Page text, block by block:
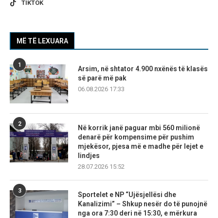
TIKTOK
MË TË LEXUARA
1
Arsim, në shtator 4.900 nxënës të klasës
së parë më pak
06.08.2026 17:33
2
Në korrik janë paguar mbi 560 milionë
denarë për kompensime për pushim
mjekësor, pjesa më e madhe për lejet e
lindjes
28.07.2026 15:52
3
Sportelet e NP “Ujësjellësi dhe
Kanalizimi” – Shkup nesër do të punojnë
nga ora 7:30 deri në 15:30, e mërkura